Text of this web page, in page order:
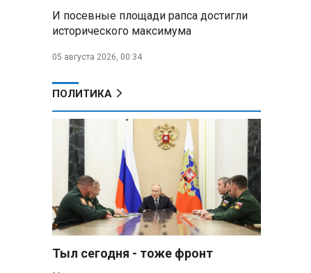
И посевные площади рапса достигли
исторического максимума
05 августа 2026, 00:34
ПОЛИТИКА
Тыл сегодня - тоже фронт